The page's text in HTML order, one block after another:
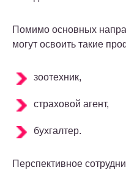
Помимо основных
могут освоить такие
зоотехник,
страховой агент,
бухгалтер.
Перспективное